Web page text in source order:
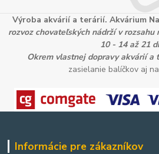
Výroba akvárií a terárií. Akvárium
rozvoz chovateľských nádrží v rozsahu
10 - 14 až 21
Okrem vlastnej dopravy akvárií a
zasielanie balíčkov aj
Informácie pre zákazníkov